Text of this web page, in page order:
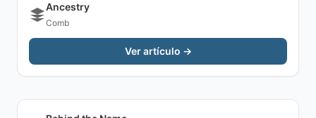
Ancestry
Comb
Ver artículo →